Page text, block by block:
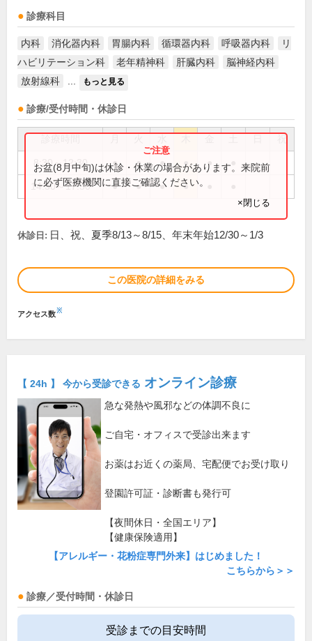
診療科目
内科 消化器内科 胃腸内科 循環器内科 呼吸器内科
リ
ハビリテーション科
老年精神科 肝臓内科
脳神経内科
放射線科
もっと見る
診療/受付時間・休診日
祝
8:30～12:30 ● ● ● ● ●
14:30～17:30 ● ● ● ●
お盆(8月中旬)は休診・休業の場合があります。来院前
に必ず医療機関に直接ご確認ください。
×閉じる
休診日: 日、祝、夏季8/13～8/15、年末年始12/30～1/3
この医院の詳細をみる
アクセス数※
【 24h 】 今から受診できる オンライン診療
急な発熱や風邪などの体調不良に
ご自宅・オフィスで受診出来ます
お薬はお近くの薬局、宅配便でお受け取り
登園許可証・診断書も発行可
【夜間休日・全国エリア】
【健康保険適用】
【アレルギー・花粉症専門外来】はじめました！
こちらから＞＞
診療／受付時間・休診日
受診までの目安時間